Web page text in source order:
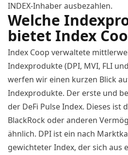
INDEX-Inhaber ausbezahlen.
Welche
bietet Index
Index Coop verwaltete
Indexprodukte (DPI, MVI, FLI
werfen wir einen kurzen Blick
Indexprodukte. Der erste und
der DeFi Pulse Index. Dieses ist
BlackRock oder anderen
ähnlich. DPI ist ein nach
gewichteter Index, der sich aus